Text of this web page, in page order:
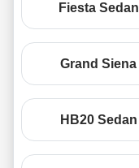
Fiesta Sedan
Grand Siena
HB20 Sedan